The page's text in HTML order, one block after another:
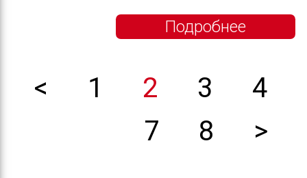
Подробнее
< 1 2 3
4
7
8 >